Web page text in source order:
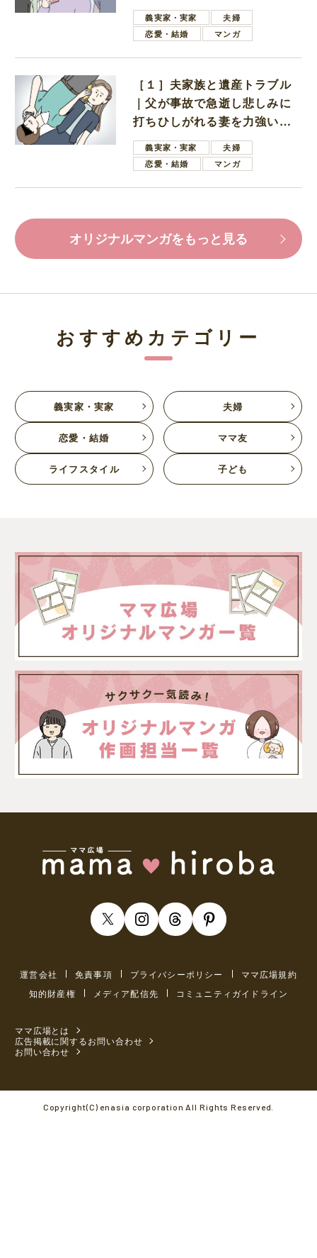
母義実家・実家
夫婦
恋愛・結婚
マンガ
［１］夫家族と遺産トラブル
｜父が事故で急逝し悲しみに
打ちひしがれる妻を力強い言
葉で励ます夫
義実家・実家
夫婦
恋愛・結婚
マンガ
オリジナルマンガをもっと見る
おすすめカテゴリー
義実家・実家 夫婦
恋愛・結婚 ママ友
ライフスタイル 子ども
運営会社 免責事項 プライバシーポリシー
ママ広場規約
知的財産権
メディア配信先 コミュニティガイドライン
ママ広場とは
広告掲載に関するお問い合わせ
お問い合わせ
Copyright(C) enasia corporation All Rights Reserved.